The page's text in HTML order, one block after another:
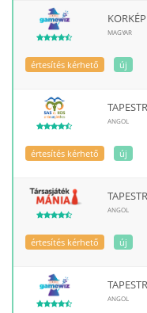
MAGYAR
értesítés kérhető új
ANGOL
értesítés kérhető új
ANGOL
értesítés kérhető új
ANGOL